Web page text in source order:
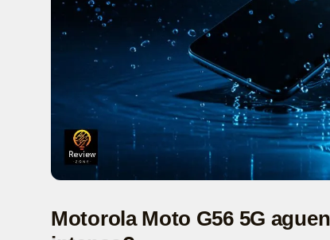
Motorola Moto G56 5G